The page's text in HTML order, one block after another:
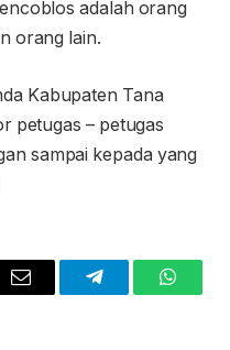
adalah orang
orang lain.
Kabupaten Tana
petugas – petugas
sampai kepada yang
Email Telegram